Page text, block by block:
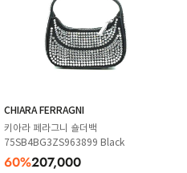
CHIARA FERRAGNI
키아라 페라그니 숄더백
75SB4BG3ZS963899 Black
60%207,000